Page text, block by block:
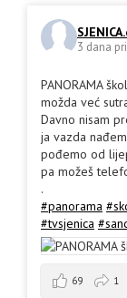
3 dana
PANORAMA
možda već
Davno nisam
ja vazda
pođemo od
pa možeš
.
#panorama
#tvsjenica
69 1